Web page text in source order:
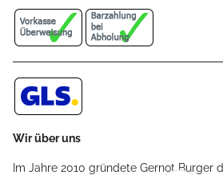
Wir über uns
Im Jahre 2010 gründete Gernot Burger